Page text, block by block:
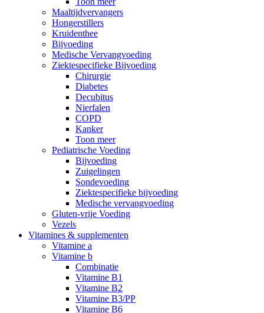
Maaltijdvervangers
Hongerstillers
Kruidenthee
Bijvoeding
Medische Vervangvoeding
Ziektespecifieke Bijvoeding
Chirurgie
Diabetes
Decubitus
Nierfalen
COPD
Kanker
Toon meer
Pediatrische Voeding
Bijvoeding
Zuigelingen
Sondevoeding
Ziektespecifieke bijvoeding
Medische vervangvoeding
Gluten-vrije Voeding
Vezels
Vitamines & supplementen
Vitamine a
Vitamine b
Combinatie
Vitamine B1
Vitamine B2
Vitamine B3/PP
Vitamine B6